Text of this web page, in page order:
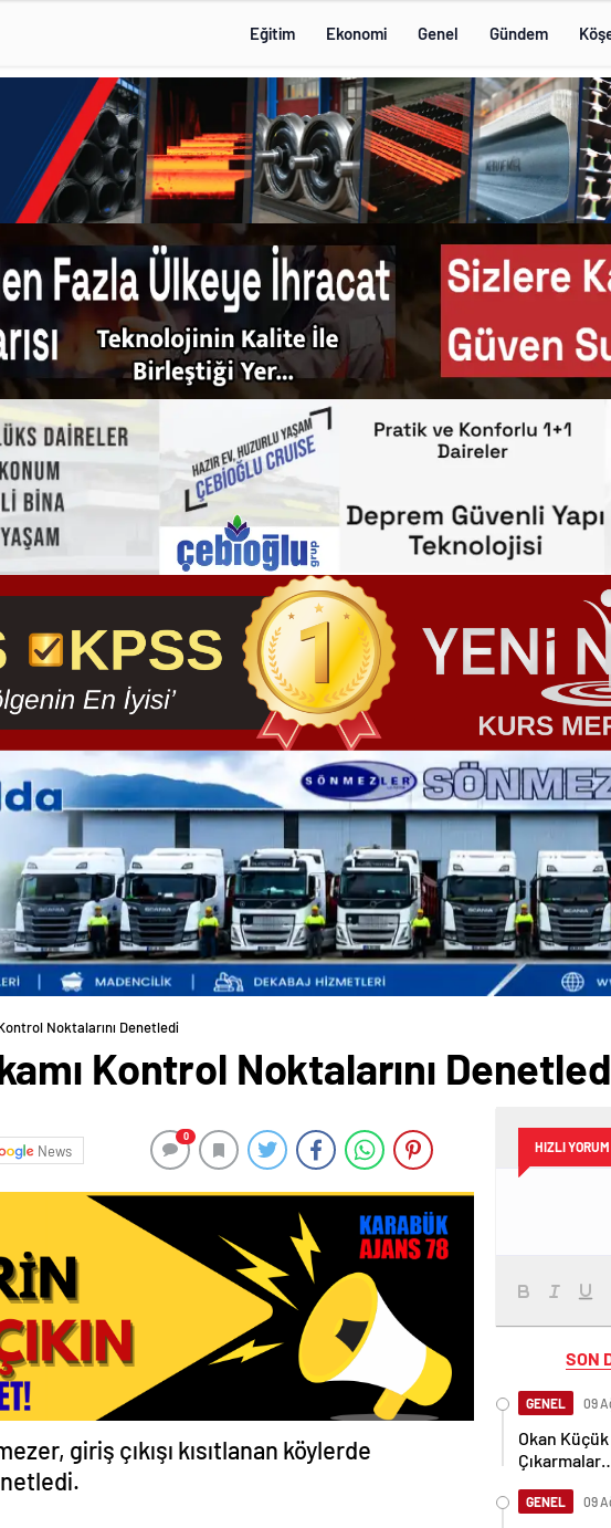
Eğitim Ekonomi Genel Gündem
Noktalarını Denetledi
Kontrol Noktalarını
News
0
giriş çıkışı kısıtlanan köylerde
HIZLI
SON
GENEL 09
Okan
GENEL 09